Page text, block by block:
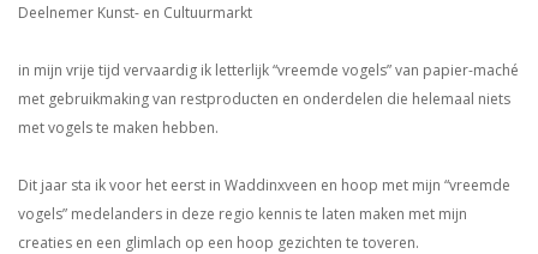
Deelnemer Kunst- en Cultuurmarkt
in mijn vrije tijd vervaardig ik letterlijk “vreemde vogels” van papier-maché
met gebruikmaking van restproducten en onderdelen die helemaal niets
met vogels te maken hebben.
Dit jaar sta ik voor het eerst in Waddinxveen en hoop met mijn “vreemde
vogels” medelanders in deze regio kennis te laten maken met mijn
creaties en een glimlach op een hoop gezichten te toveren.